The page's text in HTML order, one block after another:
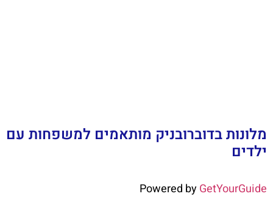
מלונות בדוברובניק מותאמים למשפחות עם
ילדים
Powered byGetYourGuide